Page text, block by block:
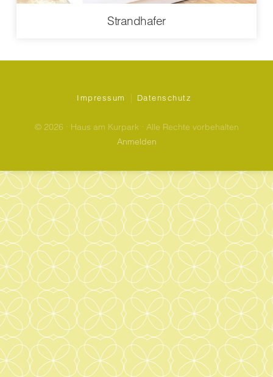
Strandhafer
Impressum | Datenschutz
© 2026 · Haus am Kurpark · Alle Rechte vorbehalten
Anmelden